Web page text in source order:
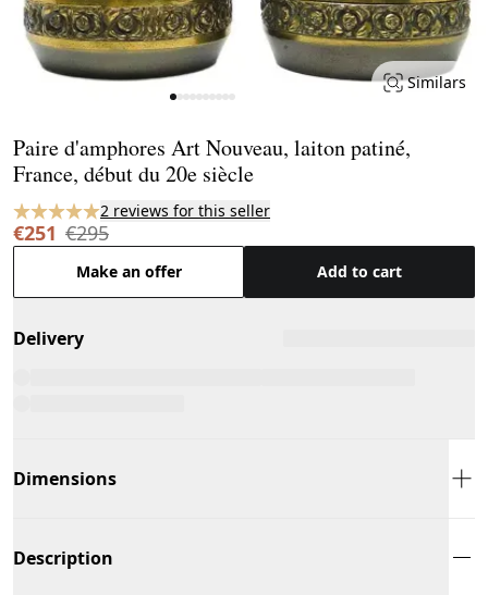
Similars
Paire d'amphores Art Nouveau, laiton patiné,
France, début du 20e siècle
2 reviews for this seller
€251 €295
Make an offer Add to cart
Delivery
Dimensions
Description